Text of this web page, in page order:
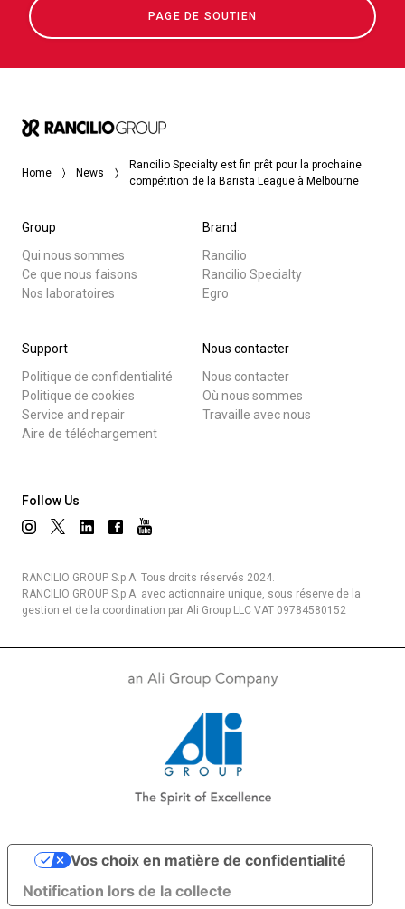
PAGE DE SOUTIEN
Home News
Rancilio Specialty est fin prêt pour la prochaine
compétition de la Barista League à Melbourne
Group
Qui nous sommes
Ce que nous faisons
Nos laboratoires
Brand
Rancilio
Rancilio Specialty
Egro
Support
Politique de confidentialité
Politique de cookies
Service and repair
Aire de téléchargement
Nous contacter
Nous contacter
Où nous sommes
Travaille avec nous
Follow Us
RANCILIO GROUP S.p.A. Tous droits réservés 2024.
RANCILIO GROUP S.p.A. avec actionnaire unique, sous réserve de la
gestion et de la coordination par Ali Group LLC VAT 09784580152
Notification lors de la collecte
Vos choix en matière de confidentialité